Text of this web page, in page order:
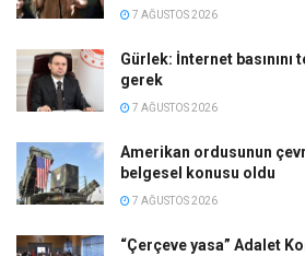
7 AĞUSTOS 2026
Gürlek: İnternet basınını
gerek
7 AĞUSTOS 2026
Amerikan ordusunun
belgesel konusu oldu
7 AĞUSTOS 2026
“Çerçeve yasa” Adalet